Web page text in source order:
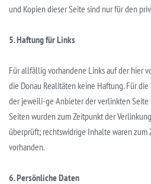
und Kopien dieser Seite sind nur für den
5. Haftung für Links
Für allfällig vorhandene Links auf der hier
die Donau Realitäten keine Haftung. Für
der jeweili-ge Anbieter der verlinkten
Seiten wurden zum Zeitpunkt der
überprüft; rechtswidrige Inhalte waren
vorhanden.
6. Persönliche Daten